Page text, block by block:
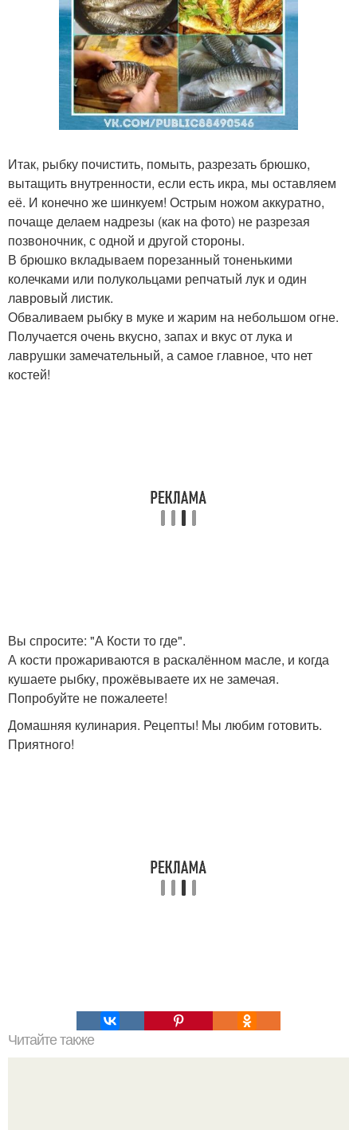
Итак, рыбку почистить, помыть, разрезать брюшко,
вытащить внутренности, если есть икра, мы оставляем
её. И конечно же шинкуем! Острым ножом аккуратно,
почаще делаем надрезы (как на фото) не разрезая
позвоночник, с одной и другой стороны.
В брюшко вкладываем порезанный тоненькими
колечками или полукольцами репчатый лук и один
лавровый листик.
Обваливаем рыбку в муке и жарим на небольшом огне.
Получается очень вкусно, запах и вкус от лука и
лаврушки замечательный, а самое главное, что нет
костей!
Вы спросите: "А Кости то где".
А кости прожариваются в раскалённом масле, и когда
кушаете рыбку, прожёвываете их не замечая.
Попробуйте не пожалеете!
Домашняя кулинария. Рецепты! Мы любим готовить.
Приятного!
Читайте также